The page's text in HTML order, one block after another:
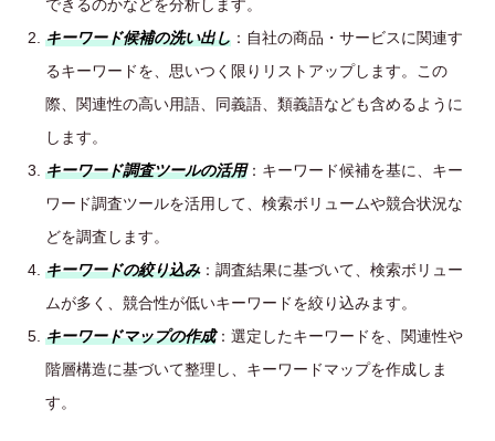
できるのかなどを分析します。
キーワード候補の洗い出し ：自社の商品・サービスに関連す
るキーワードを、思いつく限りリストアップします。この
際、関連性の高い用語、同義語、類義語なども含めるように
します。
キーワード調査ツールの活用：キーワード候補を基に、キー
ワード調査ツールを活用して、検索ボリュームや競合状況な
どを調査します。
キーワードの絞り込み：調査結果に基づいて、検索ボリュー
ムが多く、競合性が低いキーワードを絞り込みます。
キーワードマップの作成：選定したキーワードを、関連性や
階層構造に基づいて整理し、キーワードマップを作成しま
す。